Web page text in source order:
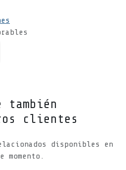
también
clientes
disponibles en
momento.